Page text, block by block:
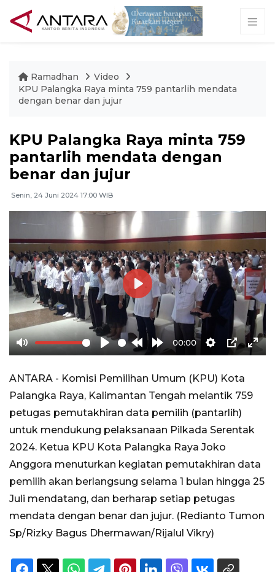
Ramadhan
Video
KPU Palangka Raya minta 759 pantarlih mendata
dengan benar dan jujur
KPU Palangka Raya minta 759
pantarlih mendata dengan
benar dan jujur
Senin, 24 Juni 2024 17:00 WIB
Mute Play
Rewind
10s
Forward
10s
00:00
Settings
PIP
Play
ANTARA - Komisi Pemilihan Umum (KPU) Kota
Palangka Raya, Kalimantan Tengah melantik 759
petugas pemutakhiran data pemilih (pantarlih)
untuk mendukung pelaksanaan Pilkada Serentak
2024. Ketua KPU Kota Palangka Raya Joko
Anggora menuturkan kegiatan pemutakhiran data
pemilih akan berlangsung selama 1 bulan hingga 25
Juli mendatang, dan berharap setiap petugas
mendata dengan benar dan jujur. (Redianto Tumon
Sp/Rizky Bagus Dhermawan/Rijalul Vikry)